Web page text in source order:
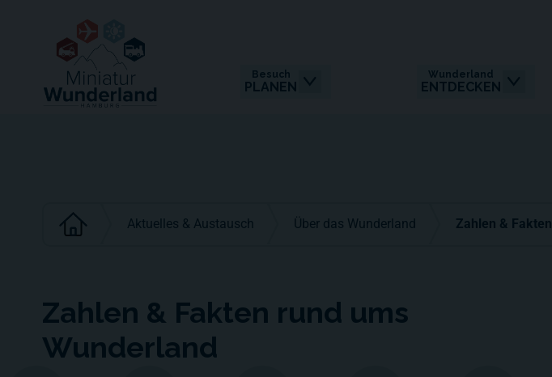
Besuch
PLANEN
Wunderland
ENTDECKEN
Aktuelles & Austausch Über das Wunderland Zahlen & Fakten
Zahlen & Fakten rund ums
Wunderland